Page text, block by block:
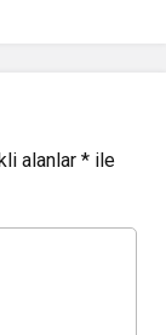
alanlar * ile